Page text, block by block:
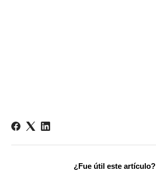
¿Fue útil este artículo?